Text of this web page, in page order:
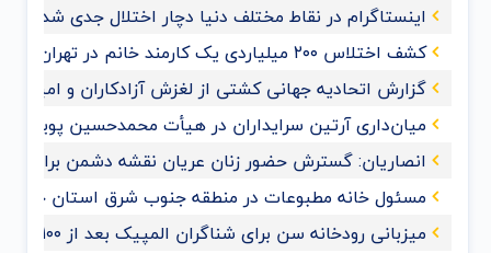
اینستاگرام در نقاط مختلف دنیا دچار اختلال جدی شد
کشف اختلاس ۲۰۰ میلیاردی یک کارمند خانم در تهران
گزارش اتحادیه جهانی کشتی از لغزش آزادکاران و
میان‌داری آرتین سرایداران در هیأت محمدحسین
انصاریان: گسترش حضور زنان عریان نقشه دشمن برای
مسئول خانه مطبوعات در منطقه جنوب شرق استان
میزبانی رودخانه سن برای شناگران المپیک بعد از ۱۰۰ سال